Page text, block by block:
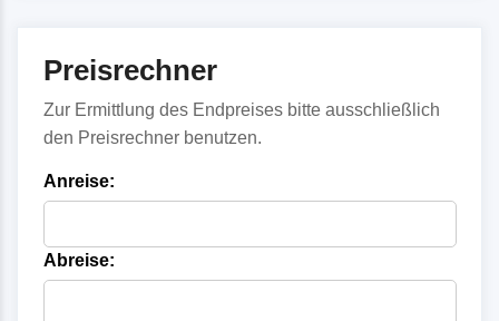
Preisrechner
Zur Ermittlung des Endpreises bitte ausschließlich
den Preisrechner benutzen.
Anreise:
Abreise: